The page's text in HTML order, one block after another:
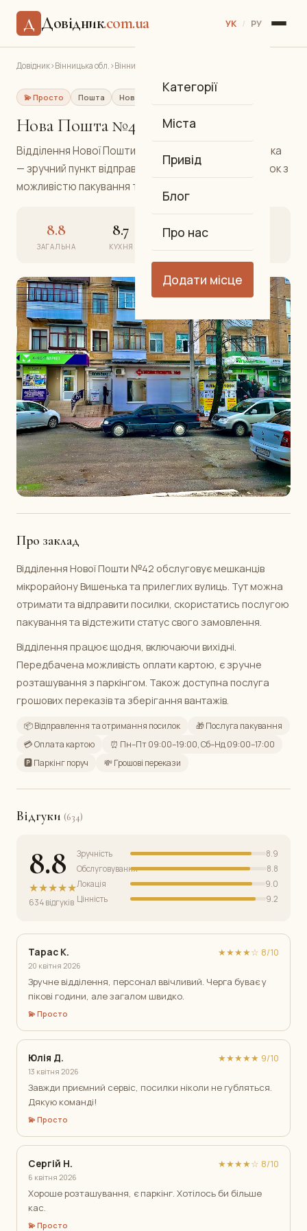
Д Довідник.com.ua УК / РУ
Категорії
Міста
Привід
Блог
Про нас
Додати місце
Довідник›Вінницька обл.›Вінниця
💫 Просто Пошта Нова Пошта Вишенька
Нова Пошта №42
Відділення Нової Пошти №42 у мікрорайоні Вишенька
— зручний пункт відправлення та отримання посилок з
можливістю пакування та страхування вантажу.
8.8
ЗАГАЛЬНА
8.7
КУХНЯ
8.9
Про заклад
Відділення Нової Пошти №42 обслуговує мешканців
мікрорайону Вишенька та прилеглих вулиць. Тут можна
отримати та відправити посилки, скористатись послугою
пакування та відстежити статус свого замовлення.
Відділення працює щодня, включаючи вихідні.
Передбачена можливість оплати картою, є зручне
розташування з паркінгом. Також доступна послуга
грошових переказів та зберігання вантажів.
📦 Відправлення та отримання посилок
🎁 Послуга пакування
💳 Оплата картою
⏰ Пн–Пт 09:00–19:00, Сб–Нд 09:00–17:00
🅿️ Паркінг поруч
💸 Грошові перекази
Відгуки (634)
8.8
★★★★★
634 відгуків
Зручність
8.9
Обслуговування
8.8
Локація
9.0
Цінність
9.2
Тарас К.
20 квітня 2026
★★★★☆ 8/10
Зручне відділення, персонал ввічливий. Черга буває у
пікові години, але загалом швидко.
💫 Просто
Юлія Д.
13 квітня 2026
★★★★★ 9/10
Завжди приємний сервіс, посилки ніколи не губляться.
Дякую команді!
💫 Просто
Сергій Н.
6 квітня 2026
★★★★☆ 8/10
Хороше розташування, є паркінг. Хотілось би більше
кас.
💫 Просто